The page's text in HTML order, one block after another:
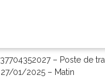
– Poste de
01/2025 – Matin